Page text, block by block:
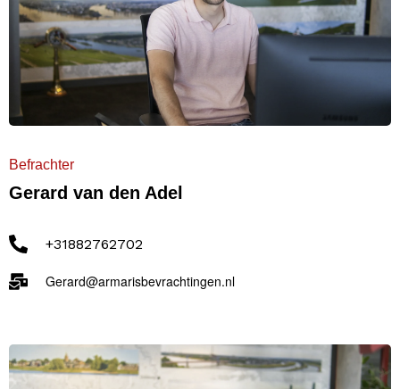
Befrachter
Gerard van den Adel
+31882762702
Gerard@armarisbevrachtingen.nl